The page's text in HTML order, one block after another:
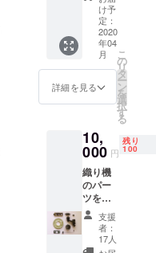
いての
演奏会
の予定
でした
が、新
型肺炎
の感染
YouTub
eでの中
継配信
にチャ
レンジ
するこ
とにし
まし
た。日
ターン
は不要
という
方へ。
■ご支援
いただ
いた感
謝の気
持ちを
でお送
りいた
しま
す。
け予
定：
2020
年04
月
詳細を見る
こ
の
リ
タ
ー
ン
を
選
択
す
る
10,
000 円
残り
100
織り機
のパー
ツを
使った
アート
作品を
制作、
支援
者：
17人